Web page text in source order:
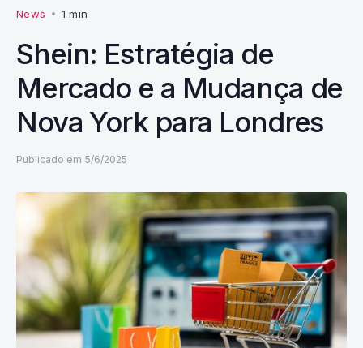
News • 1 min
Shein: Estratégia de
Mercado e a Mudança de
Nova York para Londres
Publicado em 5/6/2025